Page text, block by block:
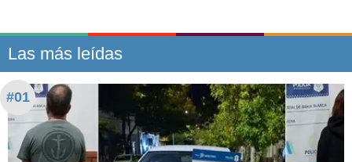
Las más leídas
#01